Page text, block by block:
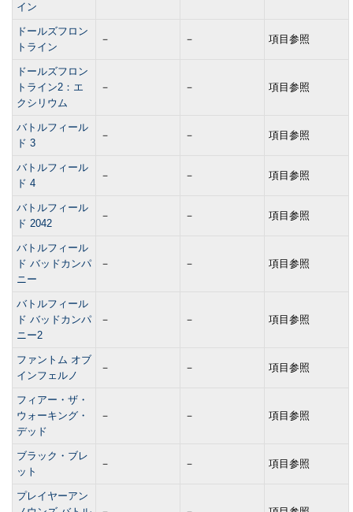
イン
ドールズフロン
トライン
－ － 項目参照
ドールズフロン
トライン2：エ
クシリウム
－ － 項目参照
バトルフィール
ド 3
－ － 項目参照
バトルフィール
ド 4
－ － 項目参照
バトルフィール
ド 2042
－ － 項目参照
バトルフィール
ド バッドカンパ
ニー
－ － 項目参照
バトルフィール
ド バッドカンパ
ニー2
－ － 項目参照
ファントム オブ
インフェルノ
－ － 項目参照
フィアー・ザ・
ウォーキング・
デッド
－ － 項目参照
ブラック・ブレ
ット
－ － 項目参照
プレイヤーアン